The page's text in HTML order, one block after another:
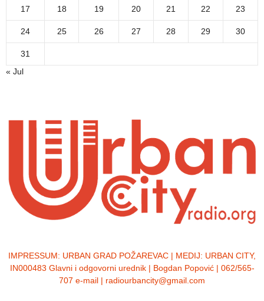
17 18 19 20 21 22 23
24 25 26 27 28 29 30
31
« Jul
IMPRESSUM: URBAN GRAD POŽAREVAC | MEDIJ: URBAN CITY,
IN000483 Glavni i odgovorni urednik | Bogdan Popović | 062/565-
707 e-mail | radiourbancity@gmail.com